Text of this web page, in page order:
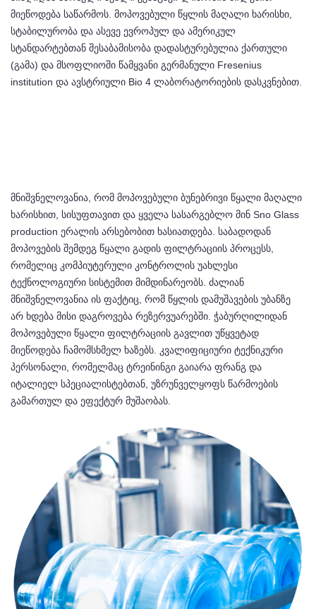
მიეწოდება საწარმოს. მოპოვებული წყლის მაღალი ხარისხი,
სტაბილურობა და ასევე ევროპულ და ამერიკულ
სტანდარტებთან შესაბამისობა დადასტურებულია ქართული
(გამა) და მსოფლიოში წამყვანი გერმანული Fresenius
institution და ავსტრიული Bio 4 ლაბორატორიების დასკვნებით.
მნიშვნელოვანია, რომ მოპოვებული ბუნებრივი წყალი მაღალი
ხარისხით, სისუფთავით და ყველა სასარგებლო მინ Sno Glass
production ერალის არსებობით ხასიათდება. საბადოდან
მოპოვების შემდეგ წყალი გადის ფილტრაციის პროცესს,
რომელიც კომპიუტერული კონტროლის უახლესი
ტექნოლოგიური სისტემით მიმდინარეობს. ძალიან
მნიშვნელოვანია ის ფაქტიც, რომ წყლის დამუშავების უბანზე
არ ხდება მისი დაგროვება რეზერვუარებში. ჭაბურღილიდან
მოპოვებული წყალი ფილტრაციის გავლით უწყვეტად
მიეწოდება ჩამომსხმელ ხაზებს. კვალიფიციური ტექნიკური
პერსონალი, რომელმაც ტრეინინგი გაიარა ფრანგ და
იტალიელ სპეციალისტებთან, უზრუნველყოფს წარმოების
გამართულ და ეფექტურ მუშაობას.